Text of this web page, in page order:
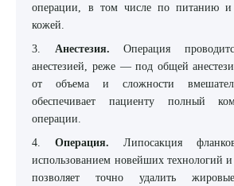
операции, в том числе по питанию
кожей.
3. Анестезия.Операция
анестезией, реже — под общей
от объема и сложности
обеспечивает пациенту полный
операции.
4.
Операция. Липосакция
использованием новейших технологий и
позволяет точно удалить